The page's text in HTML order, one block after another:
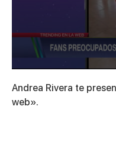
seconds
of
2
Andrea Rivera te
web».